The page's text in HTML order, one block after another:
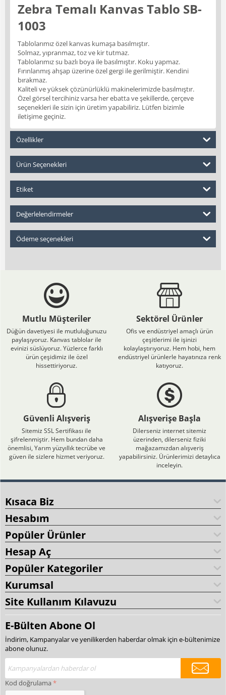
Zebra Temalı Kanvas Tablo SB-
1003
Tablolarımız özel kanvas kumaşa basılmıştır.
Solmaz, yıpranmaz, toz ve kir tutmaz.
Tablolarımız su bazlı boya ile basılmıştır. Koku yapmaz.
Fırınlanmış ahşap üzerine özel gergi ile gerilmiştir. Kendini
bırakmaz.
Kaliteli ve yüksek çözünürlüklü makinelerimizde basılmıştır.
Özel görsel tercihiniz varsa her ebatta ve şekillerde, çerçeve
seçenekleri ile sizin için üretim yapabiliriz. Lütfen bizimle
iletişime geçiniz.
Özellikler
Ürün Seçenekleri
Etiket
Değerlelendirmeler
Ödeme seçenekleri
Mutlu Müşteriler
Düğün davetiyesi ile mutluluğunuzu
paylaşıyoruz. Kanvas tablolar ile
evinizi süslüyoruz. Yüzlerce farklı
ürün çeşidimiz ile özel
hissettiriyoruz.
Sektörel Ürünler
Ofis ve endüstriyel amaçlı ürün
çeşitlerimi ile işinizi
kolaylaştırıyoruz. Hem hobi, hem
endüstriyel ürünlerle hayatınıza renk
katıyoruz.
Güvenli Alışveriş
Sitemiz SSL Sertifikası ile
şifrelenmiştir. Hem bundan daha
önemlisi, Yarım yüzyıllık tecrübe ve
güven ile sizlere hizmet veriyoruz.
Alışverişe Başla
Dilerseniz internet sitemiz
üzerinden, dilerseniz fiziki
mağazamızdan alışveriş
yapabilirsiniz. Ürünlerimizi detaylıca
inceleyin.
Kısaca Biz
Hesabım
Popüler Ürünler
Hesap Aç
Popüler Kategoriler
Kurumsal
Site Kullanım Kılavuzu
E-Bülten Abone Ol
İndirim, Kampanyalar ve yenilikerden haberdar olmak için e-bültenimize
abone olunuz.
Kod doğrulama